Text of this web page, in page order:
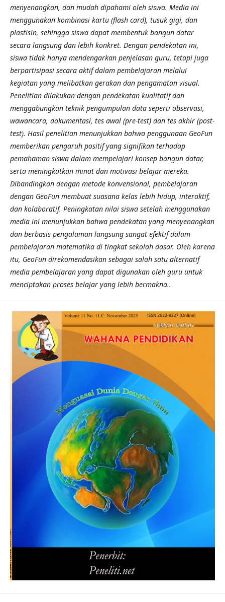
menyenangkan, dan mudah dipahami oleh siswa. Media ini
menggunakan kombinasi kartu (flash card), tusuk gigi, dan
plastisin, sehingga siswa dapat membentuk bangun datar
secara langsung dan lebih konkret. Dengan pendekatan ini,
siswa tidak hanya mendengarkan penjelasan guru, tetapi juga
berpartisipasi secara aktif dalam pembelajaran melalui
kegiatan yang melibatkan gerakan dan pengamatan visual.
Penelitian dilakukan dengan pendekatan kualitatif dan
menggabungkan teknik pengumpulan data seperti observasi,
wawancara, dokumentasi, tes awal (pre-test) dan tes akhir (post-
test). Hasil penelitian menunjukkan bahwa penggunaan GeoFun
memberikan pengaruh positif yang signifikan terhadap
pemahaman siswa dalam mempelajari konsep bangun datar,
serta meningkatkan minat dan motivasi belajar mereka.
Dibandingkan dengan metode konvensional, pembelajaran
dengan GeoFun membuat suasana kelas lebih hidup, interaktif,
dan kolaboratif. Peningkatan nilai siswa setelah menggunakan
media ini menunjukkan bahwa pendekatan yang menyenangkan
dan berbasis pengalaman langsung sangat efektif dalam
pembelajaran matematika di tingkat sekolah dasar. Oleh karena
itu, GeoFun direkomendasikan sebagai salah satu alternatif
media pembelajaran yang dapat digunakan oleh guru untuk
menciptakan proses belajar yang lebih bermakna..